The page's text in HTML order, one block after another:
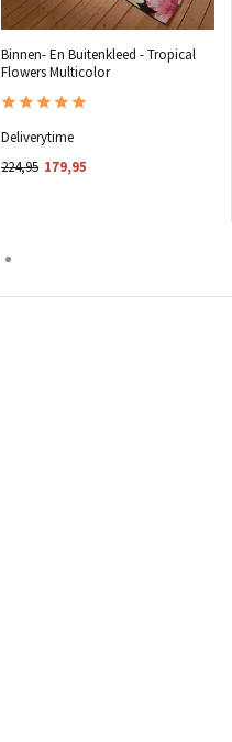
Binnen- En Buitenkleed - Tropical
Flowers Multicolor
Deliverytime
224,95 179,95